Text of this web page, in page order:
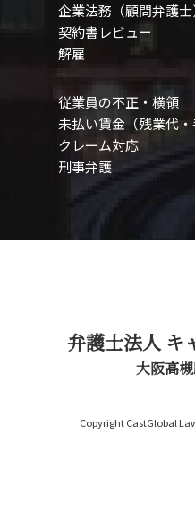
企業法務（顧問弁護士
契約書レビュー
解雇
従業員の不正・横領
未払い賃金 （残業代
クレーム対応
刑事弁護
弁護士法人 キ
大阪高
Copyright CastGlobal